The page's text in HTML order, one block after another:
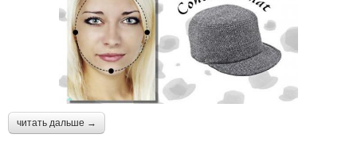
читать дальше →